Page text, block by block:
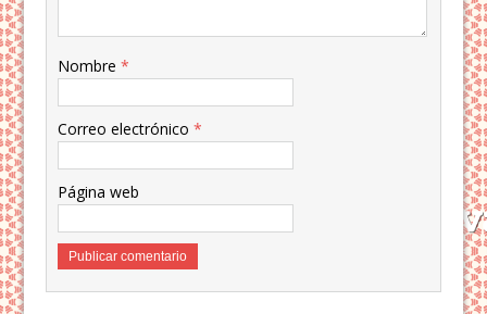
Nombre*
Correo electrónico*
Página web